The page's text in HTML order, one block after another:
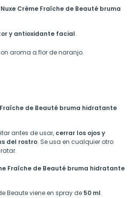
Crème Fraîche de Beauté bruma
y antioxidante facial.
aroma a flor de naranjo.
Fraîche de Beauté bruma hidratante
antes de usar, cerrar los ojos y
del rostro. Se usa en cualquier otro
Fraîche de Beauté bruma hidratante
Beauteviene en spray de 50 ml.